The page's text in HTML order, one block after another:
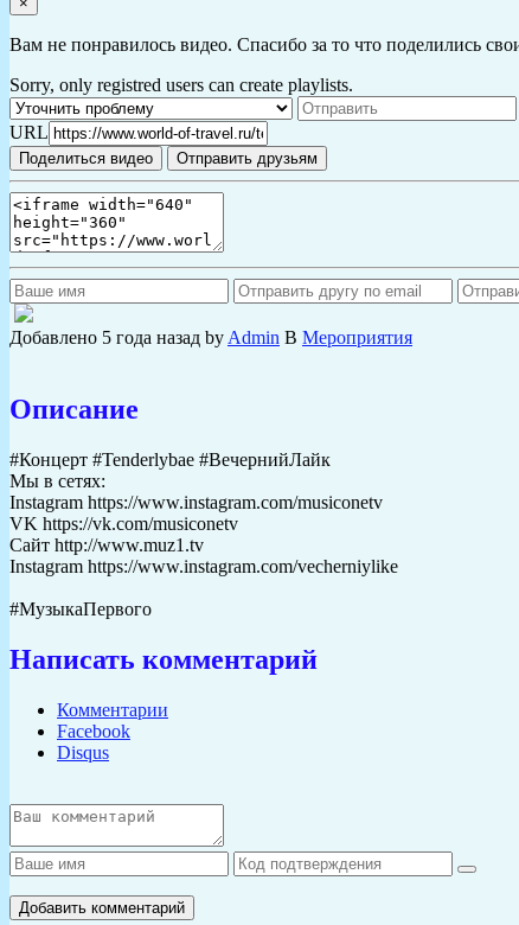
Вам не понравилось видео. Спасибо за то что поделились
Sorry, only registred users can create playlists.
URL
Поделиться видео Отправить друзьям
Добавлено 5 года назад by Admin В Мероприятия
Описание
#Концерт #Tenderlybae #ВечернийЛайк
Мы в сетях:
Instagram https://www.instagram.com/musiconetv
VK https://vk.com/musiconetv
Сайт http://www.muz1.tv
Instagram https://www.instagram.com/vecherniylike
#МузыкаПервого
Написать комментарий
Комментарии
Facebook
Disqus
Добавить комментарий